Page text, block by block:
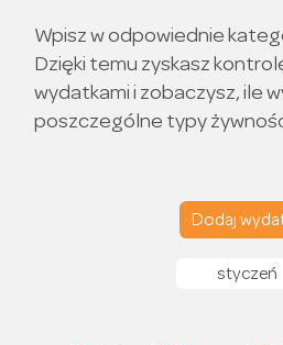
Wpisz w odpowiednie
Dzięki temu zyskasz
wydatkami i zobaczysz, ile
poszczególne typy
Dodaj
styczeń